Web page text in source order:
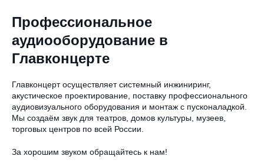
Профессиональное
аудиооборудование в
Главконцерте
Главконцерт осуществляет системный инжиниринг,
акустическое проектирование, поставку профессионального
аудиовизуального оборудования и монтаж с пусконаладкой.
Мы создаём звук для театров, домов культуры, музеев,
торговых центров по всей России.
За хорошим звуком обращайтесь к нам!